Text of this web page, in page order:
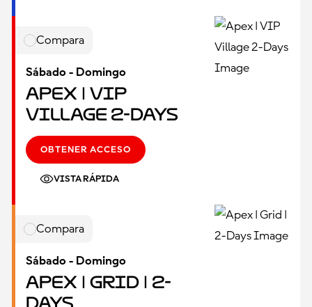
Compara
Sábado - Domingo
Apex | VIP
Village 2-Days
OBTENER ACCESO
VISTA RÁPIDA
Compara
Sábado - Domingo
Apex | Grid | 2-